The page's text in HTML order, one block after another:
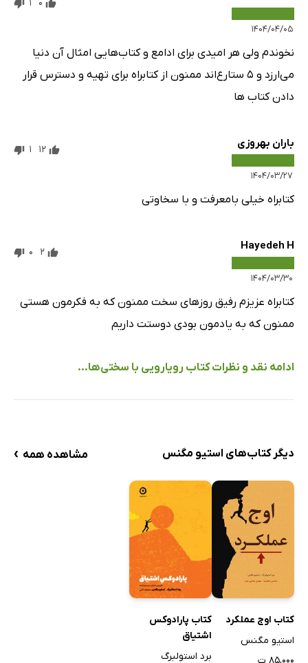
۱۴۰۴/۰۴/۰۵
0
1
نخوندم ولی هر امیدی برای ادامع و کتاب‌هایی امثال آن دنیا
می‌ارزد و ۵ ستارع‌اند ممنون از کتابراه برای تهیه و دسترس قرار
دادن کتاب ها
باران بهروزی
۱۴۰۴/۰۳/۲۷
12
1
کتابراه خیلی بامعرفت و با سخاوتی
Hayedeh H
۱۴۰۴/۰۳/۳۰
2
0
کتابراه عزیزم رفیق روزهای سخت ممنون که به فکرمون هستی
ممنون که به یادمون بودی دوستت داریم
ادامه نقد و نظرات کتاب رویارویی با سختی‌ها...
دیگر کتاب‌های استیو مگنس مشاهده همه ›
کتاب اوج عملکرد
استیو مگنس
کتاب پارادوکس
اشتیاق
برد استولبرگ